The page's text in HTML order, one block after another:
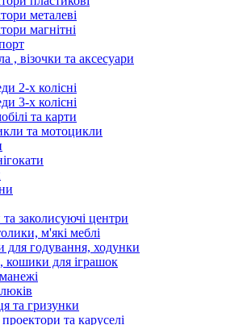
металеві
магнітні
, візочки та аксесуари
2-х колісні
3-х колісні
та карти
та мотоцикли
заколисуючі центри
м'які меблі
для годування, ходунки
для іграшок
та гризунки
та каруселі